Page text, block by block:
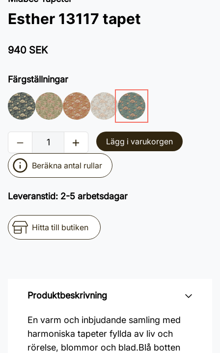
Esther 13117 tapet
940 SEK
Färgställningar
Lägg i varukorgen
Beräkna antal rullar
Leveranstid: 2-5 arbetsdagar
Hitta till butiken
Produktbeskrivning
En varm och inbjudande samling med
harmoniska tapeter fyllda av liv och
rörelse, blommor och blad.Blå botten